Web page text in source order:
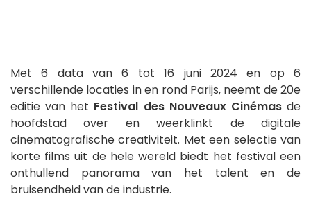
Met 6 data van 6 tot 16 juni 2024 en op 6
verschillende locaties in en rond Parijs, neemt de 20e
editie van het Festival des Nouveaux Cinémasde
hoofdstad over en weerklinkt de digitale
cinematografische creativiteit. Met een selectie van
korte films uit de hele wereld biedt het festival een
onthullend panorama van het talent en de
bruisendheid van de industrie.